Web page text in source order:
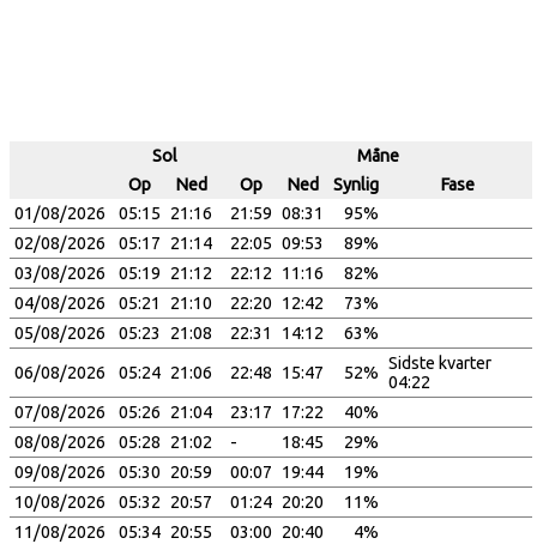
Sol
Måne
Op
Ned Op Ned Synlig
Fase
01/08/2026
05:15 21:16 21:59 08:31
95%
02/08/2026
05:17 21:14 22:05 09:53
89%
03/08/2026
05:19 21:12 22:12 11:16
82%
04/08/2026
05:21 21:10 22:20 12:42
73%
05/08/2026
05:23 21:08 22:31 14:12 63%
06/08/2026 05:24 21:06 22:48 15:47 52% Sidste kvarter
04:22
07/08/2026
05:26 21:04 23:17 17:22
40%
08/08/2026
05:28 21:02 - 18:45
29%
09/08/2026
05:30 20:59 00:07 19:44
19%
10/08/2026
05:32 20:57 01:24 20:20
11%
11/08/2026
05:34 20:55 03:00 20:40
4%